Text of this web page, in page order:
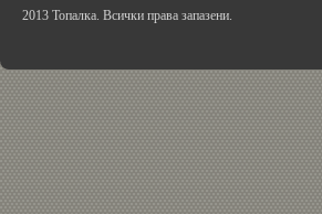
2013 Топалка. Всички права запазени.